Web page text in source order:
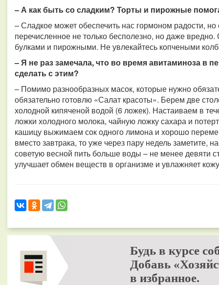
– А как быть со сладким? Торты и пирожные
– Сладкое может обеспечить нас гормоном радости,
перечисленное не только бесполезно, но даже
булками и пирожными. Не увлекайтесь копчеными
– Я не раз замечала, что во время авитаминоза в
сделать с этим?
– Помимо разнообразных масок, которые нужно
обязательно готовлю «Салат красоты». Берем две
холодной кипяченой водой (6 ложек). Настаиваем в
ложки холодного молока, чайную ложку сахара и
кашицу выжимаем сок одного лимона и хорошо
вместо завтрака, то уже через пару недель заметите,
советую весной пить больше воды – не менее девяти
улучшает обмен веществ в организме и увлажняет
Будь в курсе
Добавь
в избранное.